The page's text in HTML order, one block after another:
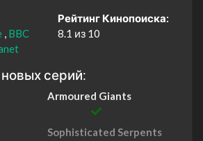
BBC
Рейтинг Кинопоиска:
8.1 из 10
серий:
Armoured Giants
Sophisticated Serpents